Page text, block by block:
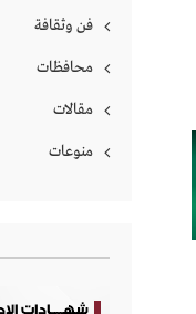
فن وثقافة
محافظات
مقالات
منوعات